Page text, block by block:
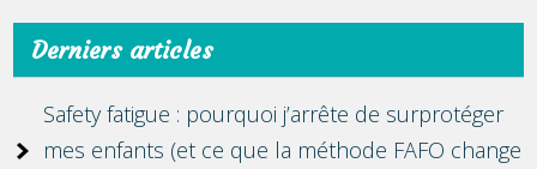
Derniers articles
Safety fatigue : pourquoi j’arrête de surprotéger
mes enfants (et ce que la méthode FAFO change